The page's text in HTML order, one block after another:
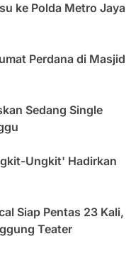
Perdana di Masjid
Sedang Single
Ungkit' Hadirkan
Siap Pentas 23 Kali,
Teater